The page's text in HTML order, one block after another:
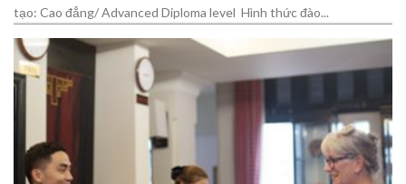
tạo: Cao đẳng/ Advanced Diploma level Hình thức đào...